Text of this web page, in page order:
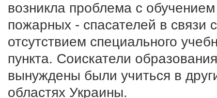
возникла проблема с обучением
пожарных - спасателей в связи с
отсутствием специального
пункта. Соискатели образования
вынуждены были учиться в
областях Украины.